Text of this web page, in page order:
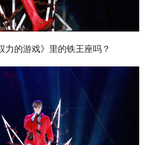
力的游戏》里的铁王座吗？